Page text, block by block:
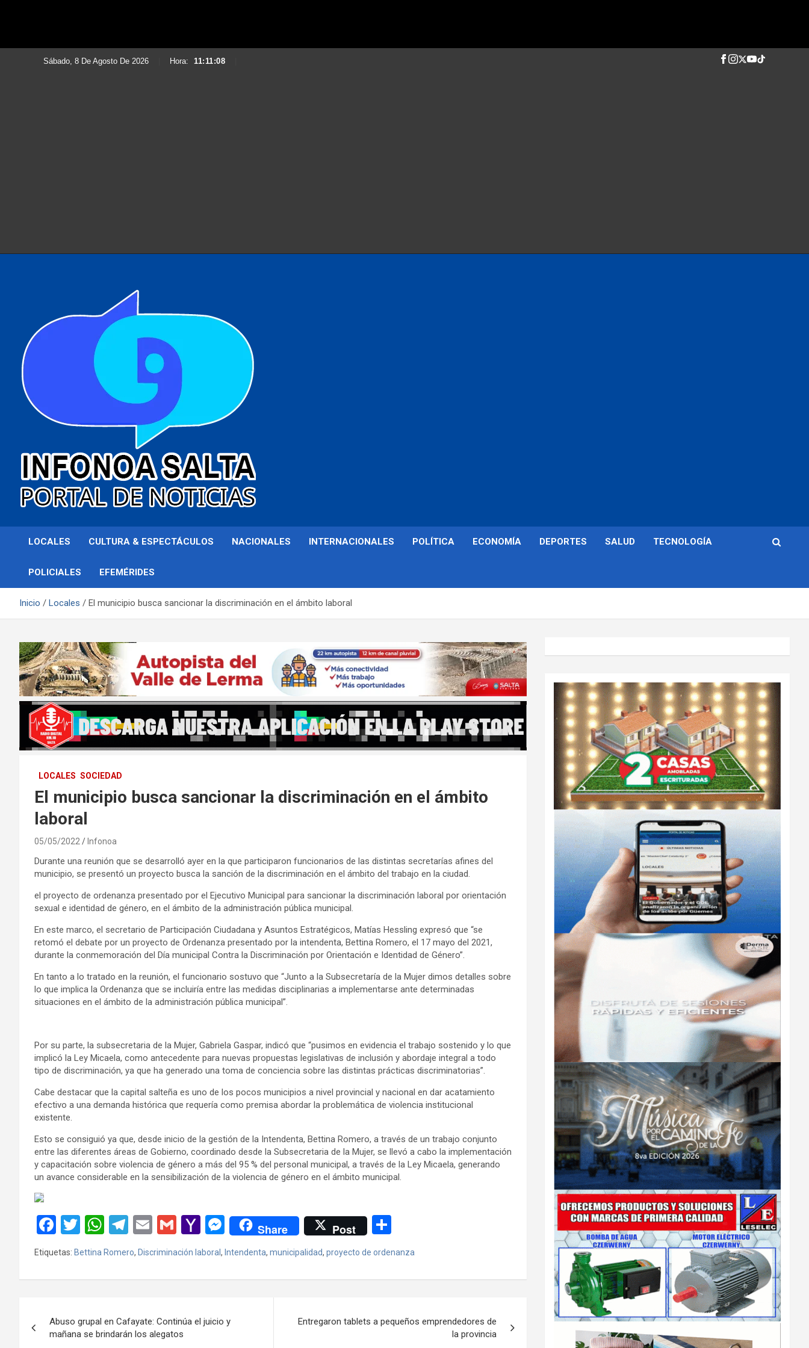
Sábado, 8 De Agosto De 2026 Hora: 11:11:09
Infonoa Salta
LOCALES CULTURA & ESPECTÁCULOS NACIONALES INTERNACIONALES POLÍTICA ECONOMÍA DEPORTES SALUD TECNOLOGÍA
POLICIALES EFEMÉRIDES
Inicio Locales El municipio busca sancionar la discriminación en el ámbito laboral
LOCALES SOCIEDAD
El municipio busca sancionar la discriminación en el ámbito
laboral
05/05/2022 Infonoa
Durante una reunión que se desarrolló ayer en la que participaron funcionarios de las distintas secretarías afines del
municipio, se presentó un proyecto busca la sanción de la discriminación en el ámbito del trabajo en la ciudad.
el proyecto de ordenanza presentado por el Ejecutivo Municipal para sancionar la discriminación laboral por orientación
sexual e identidad de género, en el ámbito de la administración pública municipal.
En este marco, el secretario de Participación Ciudadana y Asuntos Estratégicos, Matías Hessling expresó que “se
retomó el debate por un proyecto de Ordenanza presentado por la intendenta, Bettina Romero, el 17 mayo del 2021,
durante la conmemoración del Día municipal Contra la Discriminación por Orientación e Identidad de Género”.
En tanto a lo tratado en la reunión, el funcionario sostuvo que “Junto a la Subsecretaría de la Mujer dimos detalles sobre
lo que implica la Ordenanza que se incluiría entre las medidas disciplinarias a implementarse ante determinadas
situaciones en el ámbito de la administración pública municipal”.
Por su parte, la subsecretaria de la Mujer, Gabriela Gaspar, indicó que “pusimos en evidencia el trabajo sostenido y lo que
implicó la Ley Micaela, como antecedente para nuevas propuestas legislativas de inclusión y abordaje integral a todo
tipo de discriminación, ya que ha generado una toma de conciencia sobre las distintas prácticas discriminatorias”.
Cabe destacar que la capital salteña es uno de los pocos municipios a nivel provincial y nacional en dar acatamiento
efectivo a una demanda histórica que requería como premisa abordar la problemática de violencia institucional
existente.
Esto se consiguió ya que, desde inicio de la gestión de la Intendenta, Bettina Romero, a través de un trabajo conjunto
entre las diferentes áreas de Gobierno, coordinado desde la Subsecretaria de la Mujer, se llevó a cabo la implementación
y capacitación sobre violencia de género a más del 95 % del personal municipal, a través de la Ley Micaela, generando
un avance considerable en la sensibilización de la violencia de género en el ámbito municipal.
F
a
ce
b
o
k
T
wi
tt
er
W
h
at
s
p
p
T
el
e
gr
m
E
m
ail
G
m
ail
Y
a
h
o
M
M
es
se
n
er
Share Post
m
p
tir
Etiquetas: Bettina Romero, Discriminación laboral, Intendenta, municipalidad, proyecto de ordenanza
de
Abuso grupal en Cafayate: Continúa el juicio y
mañana se brindarán los alegatos
Entregaron tablets a pequeños emprendedores de
la provincia